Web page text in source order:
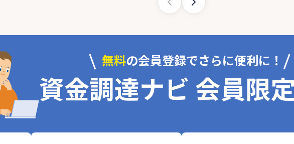
無料の会員登録でさらに便利に！
資金調達ナビ 会員限